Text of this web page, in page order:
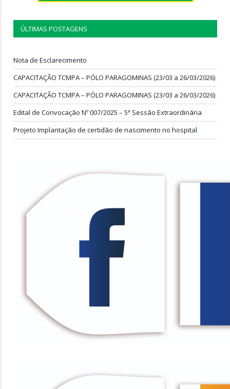
ÚLTIMAS POSTAGENS
Nota de Esclarecimento
CAPACITAÇÃO TCMPA – PÓLO PARAGOMINAS (23/03 a 26/03/2026)
CAPACITAÇÃO TCMPA – PÓLO PARAGOMINAS (23/03 a 26/03/2026)
Edital de Convocação Nº 007/2025 – 5ª Sessão Extraordinária
Projeto Implantação de certidão de nascimento no hospital